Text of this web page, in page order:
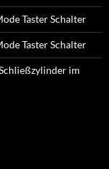
Taster Schalter
Taster Schalter
im